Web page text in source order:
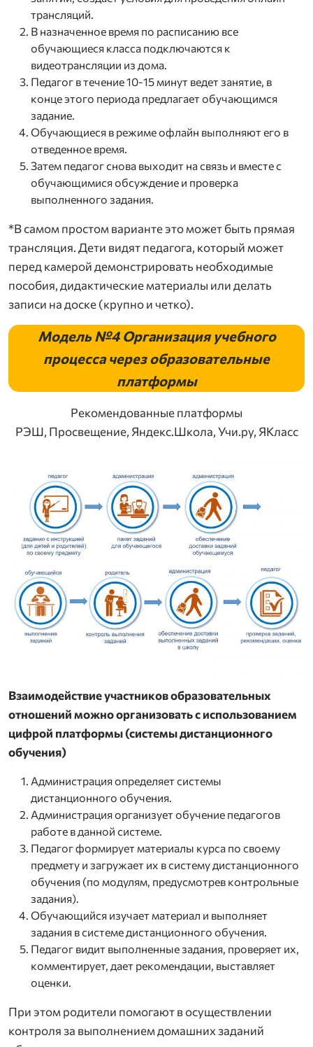
трансляций.
В назначенное время по расписанию все
обучающиеся класса подключаются к
видеотрансляции из дома.
Педагог в течение 10-15 минут ведет занятие, в
конце этого периода предлагает обучающимся
задание.
Обучающиеся в режиме офлайн выполняют его в
отведенное время.
Затем педагог снова выходит на связь и вместе с
обучающимися обсуждение и проверка
выполненного задания.
*В самом простом варианте это может быть прямая
трансляция. Дети видят педагога, который может
перед камерой демонстрировать необходимые
пособия, дидактические материалы или делать
записи на доске (крупно и четко).
Модель №4 Организация учебного
процесса через образовательные
платформы
Рекомендованные платформы
РЭШ, Просвещение, Яндекс.Школа, Учи.ру, ЯКласс
Взаимодействие участников образовательных
отношений можно организовать с использованием
цифрой платформы (системы дистанционного
обучения)
Администрация определяет системы
дистанционного обучения.
Администрация организует обучение педагогов
работе в данной системе.
Педагог формирует материалы курса по своему
предмету и загружает их в систему дистанционного
обучения (по модулям, предусмотрев контрольные
задания).
Обучающийся изучает материал и выполняет
задания в системе дистанционного обучения.
Педагог видит выполненные задания, проверяет их,
комментирует, дает рекомендации, выставляет
оценки.
При этом родители помогают в осуществлении
контроля за выполнением домашних заданий